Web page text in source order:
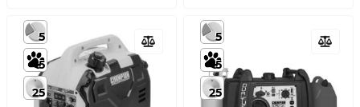
5
5
25
5
5
25